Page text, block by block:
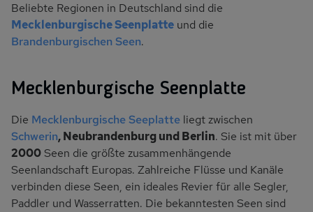
Beliebte Regionen in Deutschland sind die
Mecklenburgische Seenplatte und die
Brandenburgischen Seen.
Mecklenburgische Seenplatte
Die Mecklenburgische Seeplatte liegt zwischen
Schwerin, Neubrandenburg und Berlin. Sie ist mit über
2000 Seen die größte zusammenhängende
Seenlandschaft Europas. Zahlreiche Flüsse und Kanäle
verbinden diese Seen, ein ideales Revier für alle Segler,
Paddler und Wasserratten. Die bekanntesten Seen sind